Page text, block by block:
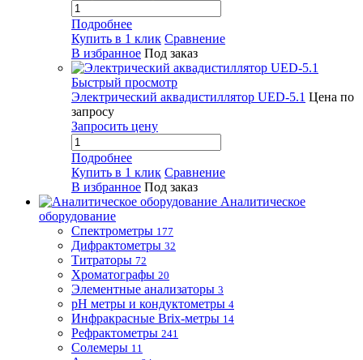
Подробнее
Купить в 1 клик Сравнение
В избранное Под заказ
Быстрый просмотр
Электрический аквадистиллятор UED-5.1 Цена по
запросу
Запросить цену
Подробнее
Купить в 1 клик Сравнение
В избранное Под заказ
Аналитическое
оборудование
Спектрометры 177
Дифрактометры 32
Титраторы 72
Хроматографы 20
Элементные анализаторы 3
pH метры и кондуктометры 4
Инфракрасные Brix-метры 14
Рефрактометры 241
Солемеры 11